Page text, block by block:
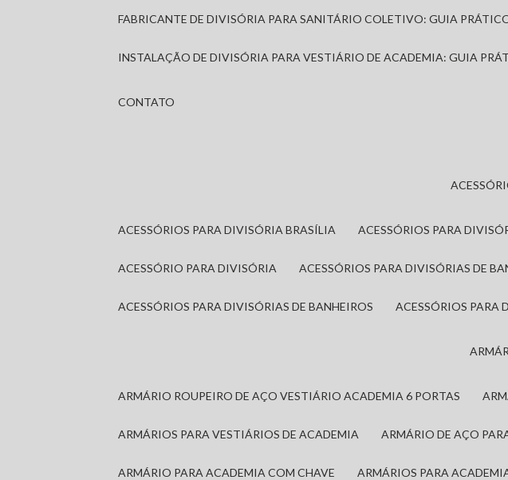
FABRICANTE DE DIVISÓRIA PARA SANITÁRIO COLETIVO: GUIA
INSTALAÇÃO DE DIVISÓRIA PARA VESTIÁRIO DE ACADEMIA: GUIA
CONTATO
ACESSÓRIOS PARA DIVISÓRIA BRASÍLIA ACESSÓRIOS PARA
ACESSÓRIO PARA DIVISÓRIA ACESSÓRIOS PARA DIVISÓRIAS DE
ACESSÓRIOS PARA DIVISÓRIAS DE BANHEIROS ACESSÓRIOS
ARMÁRIO ROUPEIRO DE AÇO VESTIÁRIO ACADEMIA 6 PORTAS
ARMÁRIOS PARA VESTIÁRIOS DE ACADEMIA ARMÁRIO DE AÇO
ARMÁRIO PARA ACADEMIA COM CHAVE ARMÁRIOS PARA